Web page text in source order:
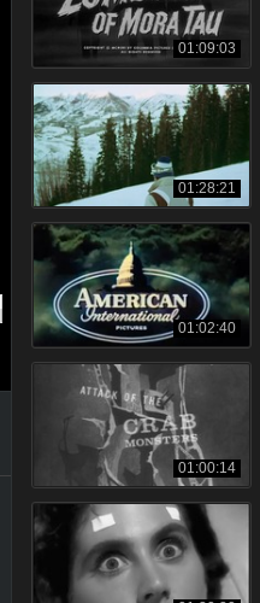
01:09:03
01:28:21
01:02:40
01:00:14